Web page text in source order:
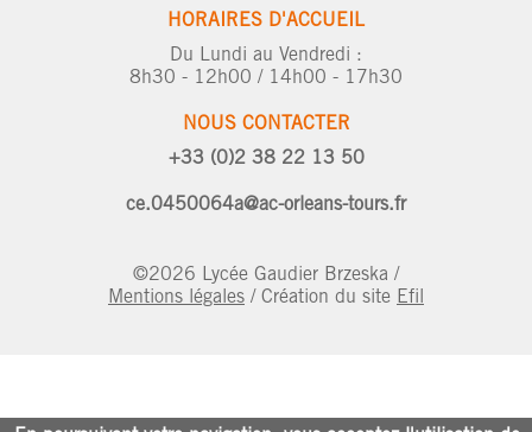
HORAIRES D'ACCUEIL
Du Lundi au Vendredi :
8h30 - 12h00 / 14h00 - 17h30
NOUS CONTACTER
+33 (0)2 38 22 13 50
ce.0450064a@ac-orleans-tours.fr
©2026 Lycée Gaudier Brzeska /
Mentions légales / Création du site Efil